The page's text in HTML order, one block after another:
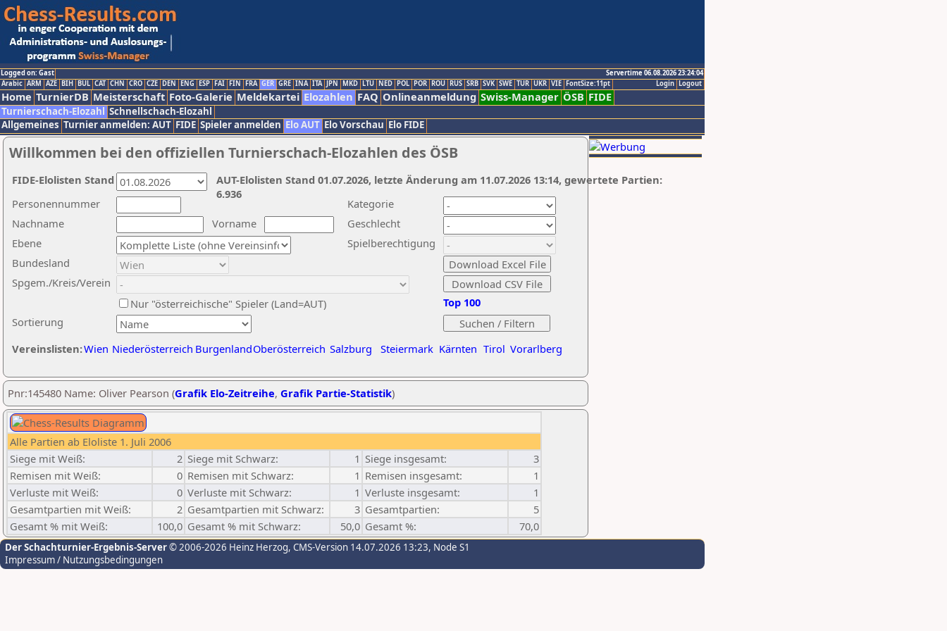
Logged on: Gast
Servertime 06.08.2026 23:24:04
Logout
Login
Arabic ARM AZE BIH BUL CAT CHN CRO CZE DEN ENG ESP FAI FIN FRA GER GRE INA ITA JPN MKD LTU NED POL POR ROU RUS SRB SVK SWE TUR UKR VIE FontSize:11pt
Home TurnierDB Meisterschaft Foto-Galerie Meldekartei Elozahlen FAQ Onlineanmeldung Swiss-Manager ÖSB FIDE
Turnierschach-Elozahl Schnellschach-Elozahl
Allgemeines Turnier anmelden: AUT FIDE Spieler anmelden Elo AUT Elo Vorschau Elo FIDE
Willkommen bei den offiziellen Turnierschach-Elozahlen des ÖSB
Nachname
Vorname
Ebene
Kategorie
Sortierung
Personennummer
Bundesland
Spgem./Kreis/Verein
Geschlecht
Nur "österreichische" Spieler (Land=AUT)
Spielberechtigung
Vereinslisten:Wien Niederösterreich BurgenlandOberösterreich Salzburg Steiermark Kärnten Tirol Vorarlberg
Top 100
AUT-Elolisten Stand 01.07.2026, letzte Änderung am 11.07.2026 13:14, gewertete Partien:
6.936
FIDE-Elolisten Stand
Pnr:145480 Name: Oliver Pearson (Grafik Elo-Zeitreihe, Grafik Partie-Statistik)
Alle Partien ab Eloliste 1. Juli 2006
Siege mit Weiß:
2 Siege mit Schwarz: 1 Siege insgesamt:
3
Remisen mit Weiß:
0 Remisen mit Schwarz: 1 Remisen insgesamt:
1
Verluste mit Weiß:
0 Verluste mit Schwarz: 1 Verluste insgesamt:
1
Gesamtpartien mit Weiß:
2 Gesamtpartien mit Schwarz: 3 Gesamtpartien:
5
Gesamt % mit Weiß:
100,0 Gesamt % mit Schwarz: 50,0 Gesamt %: 70,0
Der Schachturnier-Ergebnis-Server© 2006-2026 Heinz Herzog, CMS-Version 14.07.2026 13:23, Node S1
Impressum / Nutzungsbedingungen